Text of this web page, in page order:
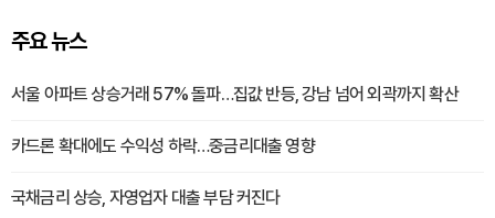
주요 뉴스
서울 아파트 상승거래 57% 돌파…집값 반등, 강남 넘어 외곽까지 확산
카드론 확대에도 수익성 하락…중금리대출 영향
국채금리 상승, 자영업자 대출 부담 커진다